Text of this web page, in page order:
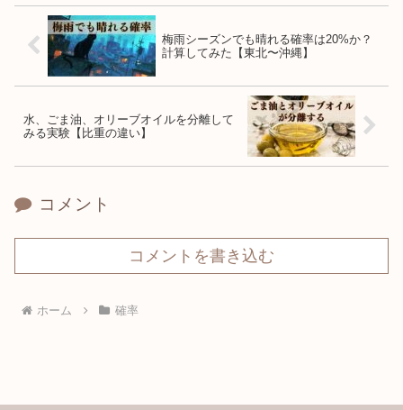
梅雨シーズンでも晴れる確率は20%か？
計算してみた【東北〜沖縄】
水、ごま油、オリーブオイルを分離して
みる実験【比重の違い】
コメント
コメントを書き込む
ホーム 確率